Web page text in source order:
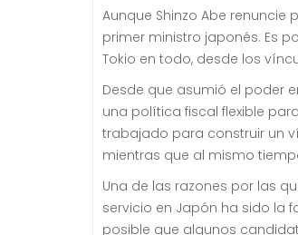
c
e
b
o
o
i
t
t
e
r
n
k
e
d
m
b
r
a
i
l
a
t
s
A
p
p
m
p
a
r
t
r
Aunque Shinzo Abe
primer ministro japonés. Es
Tokio en todo, desde los
Desde que asumió el poder
una política fiscal flexible
trabajado para construir un
mientras que al mismo
Una de las razones por las
servicio en Japón ha sido la
posible que algunos